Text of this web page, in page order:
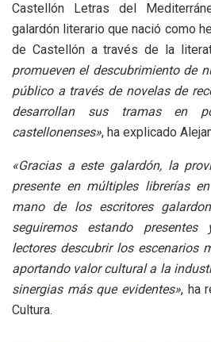
Castellón Letras del
galardón literario que nació como
de Castellón a través de la
promueven el descubrimiento de
público a través de novelas de
desarrollan sus tramas en
castellonenses», ha explicado
«Gracias a este galardón, la
presente en múltiples librerías
mano de los escritores
seguiremos estando
lectores descubrir los escenarios
aportando valor cultural a la
sinergias más que evidentes», ha
Cultura.